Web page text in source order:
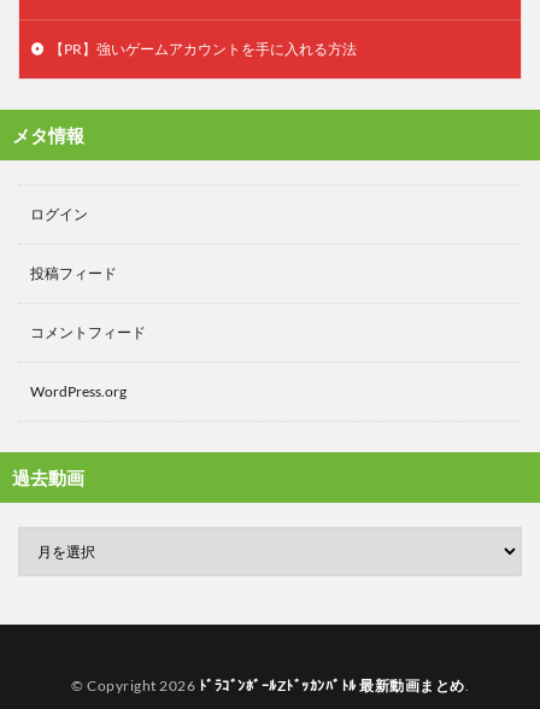
【PR】強いゲームアカウントを手に入れる方法
メタ情報
ログイン
投稿フィード
コメントフィード
WordPress.org
過去動画
© Copyright 2026 ﾄﾞﾗｺﾞﾝﾎﾞｰﾙZﾄﾞｯｶﾝﾊﾞﾄﾙ 最新動画まとめ